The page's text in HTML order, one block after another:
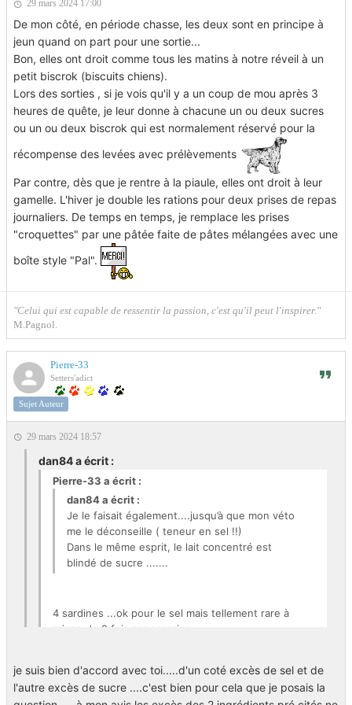
29 mars 2024 17:00
De mon côté, en période chasse, les deux sont en principe à
jeun quand on part pour une sortie...
Bon, elles ont droit comme tous les matins à notre réveil à un
petit biscrok (biscuits chiens).
Lors des sorties , si je vois qu'il y a un coup de mou après 3
heures de quête, je leur donne à chacune un ou deux sucres
ou un ou deux biscrok qui est normalement réservé pour la
récompense des levées avec prélèvements
Par contre, dès que je rentre à la piaule, elles ont droit à leur
gamelle. L'hiver je double les rations pour deux prises de repas
journaliers. De temps en temps, je remplace les prises
"croquettes" par une pâtée faite de pâtes mélangées avec une
boîte style "Pal".
"Celui qui est capable de ressentir la passion, c'est qu'il peut l'inspirer."
M.Pagnol.
Pierre-33
Setters'adict
Sujet Auteur
29 mars 2024 18:57
dan84 a écrit :
Pierre-33 a écrit :
dan84 a écrit :
Je le faisait également....jusqu’à que mon véto
me le déconseille ( teneur en sel !!)
Dans le même esprit, le lait concentré est
blindé de sucre .......
4 sardines ...ok pour le sel mais tellement rare à
raison de 2 fois par semaine.
Rapport + et - je ne pense pas qu'on prenne des
risques par contre en tonus c'est +++
je suis bien d'accord avec toi.....d'un coté excès de sel et de
l'autre excès de sucre ....c'est bien pour cela que je posais la